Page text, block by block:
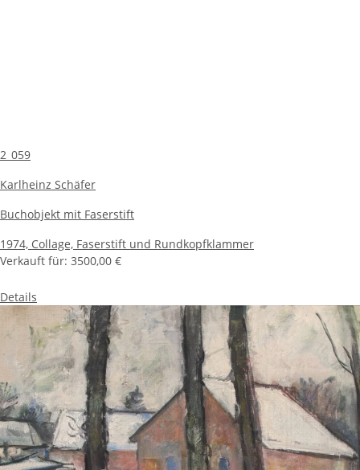
2_059
Karlheinz Schäfer
Buchobjekt mit Faserstift
1974, Collage, Faserstift und Rundkopfklammer
Verkauft für: 3500,00 €
Details